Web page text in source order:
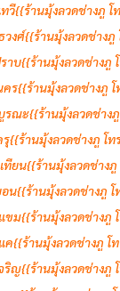
วี{{ร้านมุ้งลวดช่างภู
งศ์{{ร้านมุ้งลวดช่างภู
าบ{{ร้านมุ้งลวดช่างภู
ร{{ร้านมุ้งลวดช่างภู
รณะ{{ร้านมุ้งลวดช่าง
{{ร้านมุ้งลวดช่างภู โ
ทียน{{ร้านมุ้งลวดช่าง
น{{ร้านมุ้งลวดช่างภู
ขม{{ร้านมุ้งลวดช่างภู
ค{{ร้านมุ้งลวดช่างภู โ
ริญ{{ร้านมุ้งลวดช่างภู